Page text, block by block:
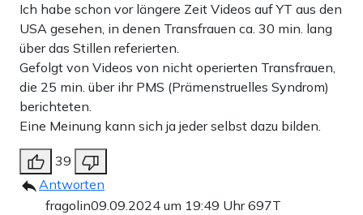
Ich habe schon vor längere Zeit Videos auf YT aus den
USA gesehen, in denen Transfrauen ca. 30 min. lang
über das Stillen referierten.
Gefolgt von Videos von nicht operierten Transfrauen,
die 25 min. über ihr PMS (Prämenstruelles Syndrom)
berichteten.
Eine Meinung kann sich ja jeder selbst dazu bilden.
39
Antworten
fragolin09.09.2024 um 19:49 Uhr697T